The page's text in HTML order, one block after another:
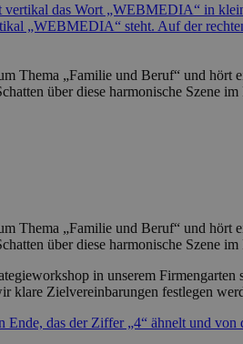
in unserem
klare Zielvereinbarungen festlegen